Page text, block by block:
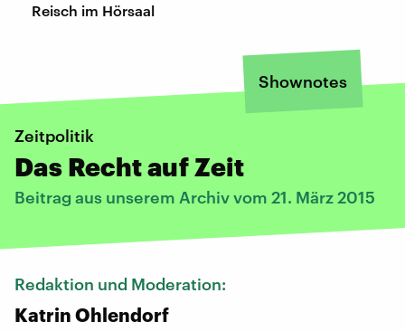
Reisch im Hörsaal
Shownotes
Zeitpolitik
Das Recht auf Zeit
Beitrag aus unserem Archiv vom 21. März 2015
Redaktion und Moderation:
Katrin Ohlendorf